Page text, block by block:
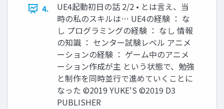
4.
UE4起動初日の話 2/2 • とは言え、当
時の私のスキルは… UE4の経験 ： な
し プログラミングの経験 ： なし 情報
の知識 ： センター試験レベル アニメ
ーションの経験 ： ゲーム中のアニメ
ーション作成が主 という状態で、勉強
と制作を同時並行で進めていくことに
なった ©2019 YUKE'S ©2019 D3
PUBLISHER